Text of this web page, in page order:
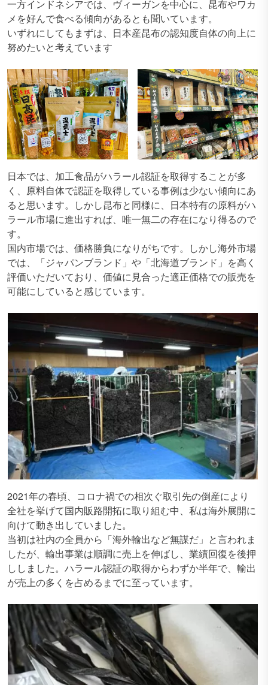
一方インドネシアでは、ヴィーガンを中心に、昆布やワカ
メを好んで食べる傾向があるとも聞いています。
いずれにしてもまずは、日本産昆布の認知度自体の向上に
努めたいと考えています
日本では、加工食品がハラール認証を取得することが多
く、原料自体で認証を取得している事例は少ない傾向にあ
ると思います。しかし昆布と同様に、日本特有の原料がハ
ラール市場に進出すれば、唯一無二の存在になり得るので
す。
国内市場では、価格勝負になりがちです。しかし海外市場
では、「ジャパンブランド」や「北海道ブランド」を高く
評価いただいており、価値に見合った適正価格での販売を
可能にしていると感じています。
2021年の春頃、コロナ禍での相次ぐ取引先の倒産により
全社を挙げて国内販路開拓に取り組む中、私は海外展開に
向けて動き出していました。
当初は社内の全員から「海外輸出など無謀だ」と言われま
したが、輸出事業は順調に売上を伸ばし、業績回復を後押
ししました。ハラール認証の取得からわずか半年で、輸出
が売上の多くを占めるまでに至っています。